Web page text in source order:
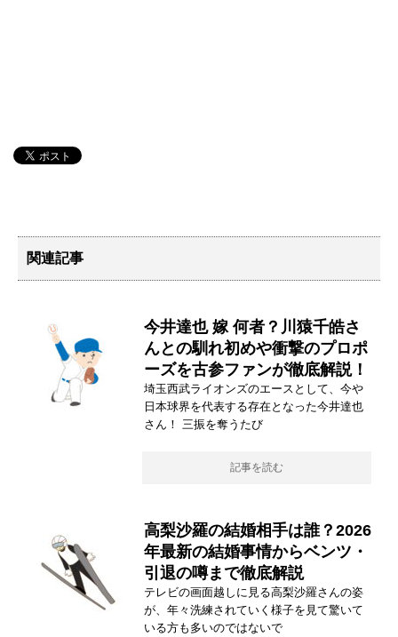
関連記事
今井達也 嫁 何者？川猿千皓さ
んとの馴れ初めや衝撃のプロポ
ーズを古参ファンが徹底解説！
埼玉西武ライオンズのエースとして、今や
日本球界を代表する存在となった今井達也
さん！ 三振を奪うたび
記事を読む
高梨沙羅の結婚相手は誰？2026
年最新の結婚事情からベンツ・
引退の噂まで徹底解説
テレビの画面越しに見る高梨沙羅さんの姿
が、年々洗練されていく様子を見て驚いて
いる方も多いのではないで